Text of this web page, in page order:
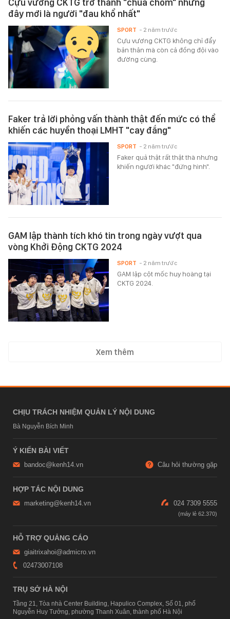
Cựu vương CKTG trở thành "chúa chổm" nhưng
đây mới là người "đau khổ nhất"
Cựu vương CKTG không chỉ đẩy
bản thân mà còn cả đồng đội vào
đường cùng.
SPORT - 2 năm trước
Faker trả lời phỏng vấn thành thật đến mức có thể
khiến các huyền thoại LMHT "cay đắng"
Faker quả thật rất thật thà nhưng
khiến người khác "đứng hình".
SPORT - 2 năm trước
GAM lập thành tích khó tin trong ngày vượt qua
vòng Khởi Động CKTG 2024
GAM lập cột mốc huy hoàng tại
CKTG 2024.
SPORT - 2 năm trước
Xem thêm
CHỊU TRÁCH NHIỆM QUẢN LÝ NỘI DUNG
Bà Nguyễn Bích Minh
Ý KIẾN BÀI VIẾT
bandoc@kenh14.vn Câu hỏi thường gặp
HỢP TÁC NỘI DUNG
marketing@kenh14.vn 024 7309 5555
HỖ TRỢ QUẢNG CÁO
giaitrixahoi@admicro.vn
02473007108
TRỤ SỞ HÀ NỘI
Tầng 21, Tòa nhà Center Building, Hapulico Complex, Số 01, phố
Nguyễn Huy Tưởng, phường Thanh Xuân, thành phố Hà Nội